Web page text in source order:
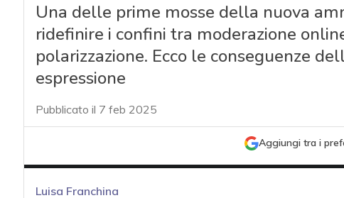
Una delle prime mosse della nuova
ridefinire i confini tra moderazione
polarizzazione. Ecco le conseguenze
espressione
Pubblicato il 7 feb 2025
Aggiungi tra i
Luisa Franchina